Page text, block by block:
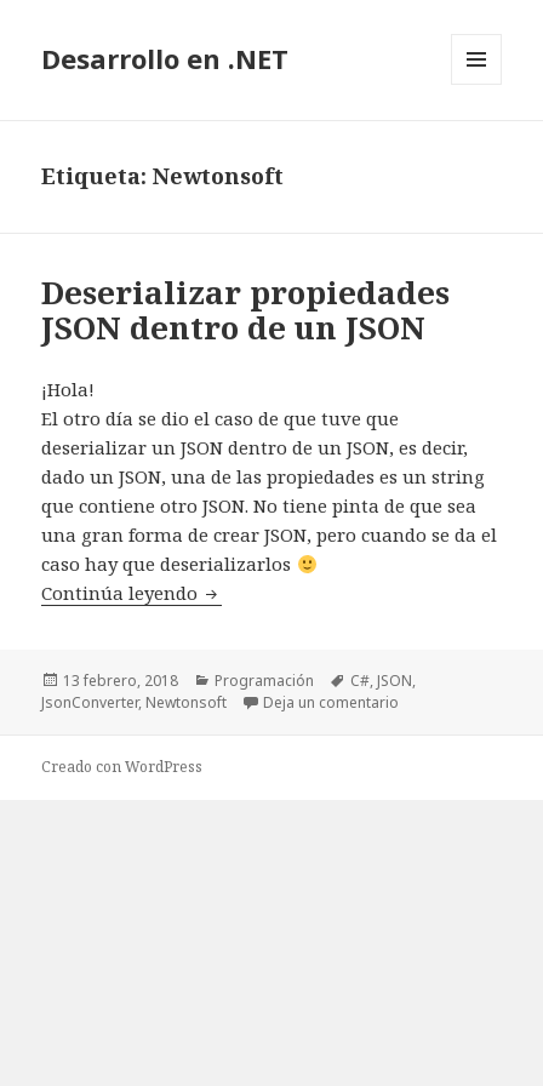
Desarrollo en .NET
Etiqueta: Newtonsoft
Deserializar propiedades
JSON dentro de un JSON
¡Hola!
El otro día se dio el caso de que tuve que
deserializar un JSON dentro de un JSON, es decir,
dado un JSON, una de las propiedades es un string
que contiene otro JSON. No tiene pinta de que sea
una gran forma de crear JSON, pero cuando se da el
caso hay que deserializarlos
Continúa leyendo Deserializar propiedades JSON dentro
Publicado
el
13 febrero, 2018 Categorías
Programación Etiquetas
C#, JSON,
JsonConverter, Newtonsoft Deja un comentario
Creado con WordPress